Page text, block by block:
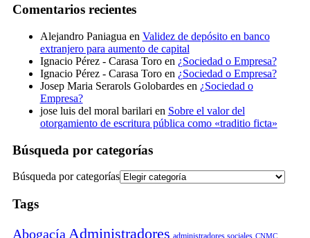
Comentarios recientes
Alejandro Paniagua en Validez de depósito en banco
extranjero para aumento de capital
Ignacio Pérez - Carasa Toroen ¿Sociedad o Empresa?
Ignacio Pérez - Carasa Toroen ¿Sociedad o Empresa?
Josep Maria Serarols Golobardesen ¿Sociedad o
Empresa?
jose luis del moral barilari en Sobre el valor del
otorgamiento de escritura pública como «traditio ficta»
Búsqueda por categorías
Búsqueda por categorías
Tags
Abogacía Administradores administradores sociales CNMC